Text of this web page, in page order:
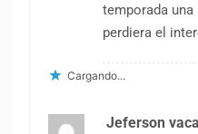
temporada
perdiera el
Cargando...
Jeferson vaca